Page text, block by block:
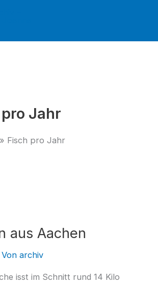
Jahr
Fisch pro Jahr
aus Aachen
archiv
isst im Schnitt rund 14 Kilo